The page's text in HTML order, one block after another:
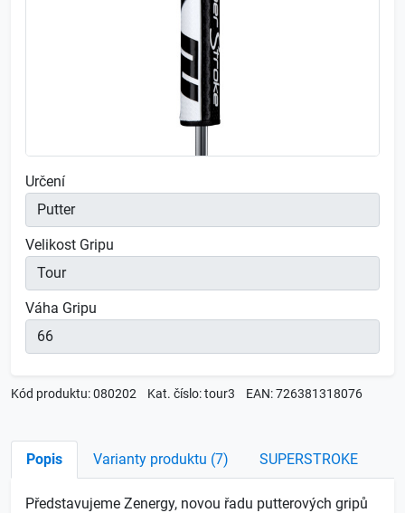
Určení
Velikost Gripu
Váha Gripu
Kód produktu: 080202 Kat. číslo: tour3 EAN: 726381318076
Popis Varianty produktu (7) SUPERSTROKE
Představujeme Zenergy, novou řadu putterových gripů